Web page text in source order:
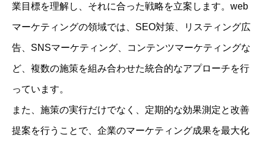
業目標を理解し、それに合った戦略を立案します。web
マーケティングの領域では、SEO対策、リスティング広
告、SNSマーケティング、コンテンツマーケティングな
ど、複数の施策を組み合わせた統合的なアプローチを行
っています。
また、施策の実行だけでなく、定期的な効果測定と改善
提案を行うことで、企業のマーケティング成果を最大化